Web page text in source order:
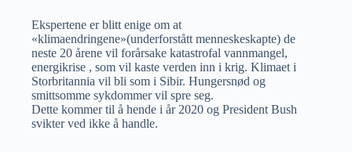
Ekspertene er blitt enige om at
«klimaendringene»(underforstått menneskeskapte) de
neste 20 årene vil forårsake katastrofal vannmangel,
energikrise , som vil kaste verden inn i krig. Klimaet i
Storbritannia vil bli som i Sibir. Hungersnød og
smittsomme sykdommer vil spre seg.
Dette kommer til å hende i år 2020 og President Bush
svikter ved ikke å handle.